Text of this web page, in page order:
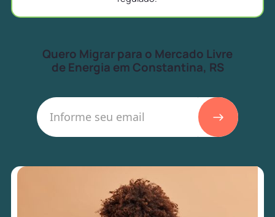
Quero Migrar para o Mercado Livre
de Energia em Constantina, RS